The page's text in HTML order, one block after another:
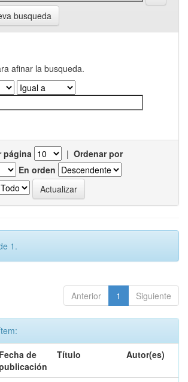
busqueda
afinar la busqueda.
página | Ordenar por
En orden
1.
Anterior 1 Siguiente
Fecha de
Título Autor(es)